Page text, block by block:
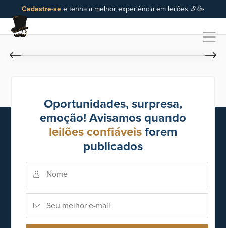
Cadastre-se e tenha a melhor experiência em leilões 🎉🥳
Oportunidades, surpresa,
emoção! Avisamos quando
leilões confiáveis forem
publicados